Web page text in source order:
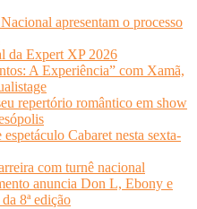
apresentam o processo
da Expert XP 2026
A Experiência” com Xamã,
repertório romântico em show
Cabaret nesta sexta-
com turnê nacional
anuncia Don L, Ebony e
8ª edição